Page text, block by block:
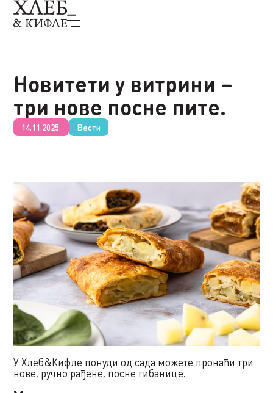
Новитети у витрини –
три нове посне пите.
14.11.2025. Вести
У Хлеб&Кифле понуди од сада можете пронаћи три
нове, ручно рађене, посне гибанице.